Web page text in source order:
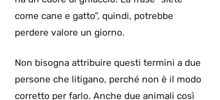
come cane e gatto”, quindi, potrebbe
perdere valore un giorno.
Non bisogna attribuire questi termini a due
persone che litigano, perché non è il modo
corretto per farlo. Anche due animali così